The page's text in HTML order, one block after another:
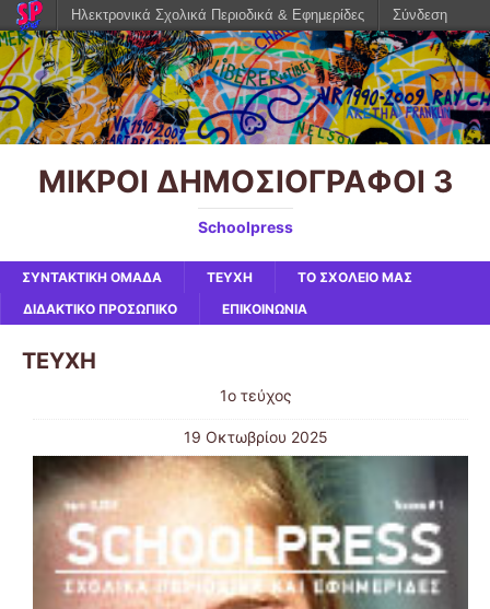
ΜΙΚΡΟΙ ΔΗΜΟΣΙΟΓΡΑΦΟΙ 3
Schoolpress
ΣΥΝΤΑΚΤΙΚΗ ΟΜΑΔΑ ΤΕΥΧΗ
ΤΟ ΣΧΟΛΕΙΟ ΜΑΣ
ΔΙΔΑΚΤΙΚΟ ΠΡΟΣΩΠΙΚΟ
ΕΠΙΚΟΙΝΩΝΙΑ
ΤΕΥΧΗ
1ο τεύχος
19 Οκτωβρίου 2025
Ηλεκτρονικά Σχολικά Περιοδικά & Εφημερίδες Σύνδεση